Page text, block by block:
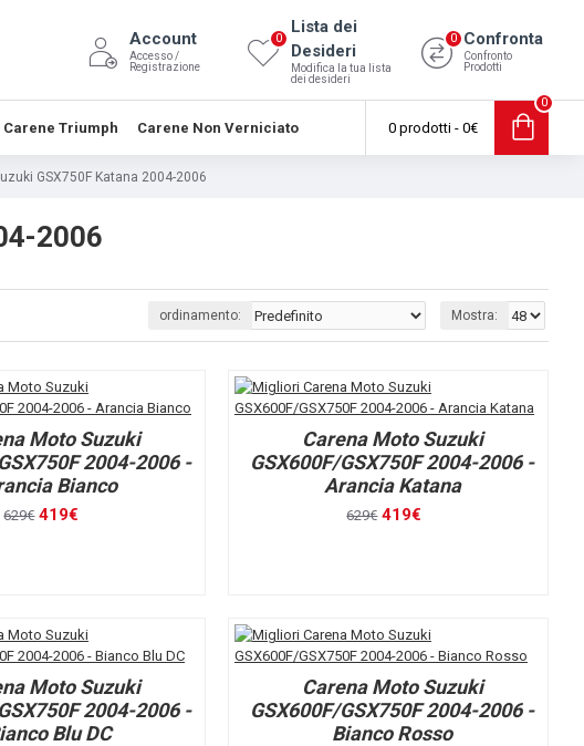
Account
Accesso /
Registrazione
Lista dei
Desideri
Modifica la tua lista
dei desideri
0 Confronta
Confronto
Prodotti
0
Carene Triumph Carene Non Verniciato 0 prodotti - 0€
0
GSX750F Katana 2004-2006
2006
ordinamento: Mostra:
Moto Suzuki
2004-2006 -
Bianco
629€ 419€
Carena Moto Suzuki
GSX600F/GSX750F 2004-2006 -
Arancia Katana
629€ 419€
Moto Suzuki
2004-2006 -
Blu DC
Carena Moto Suzuki
GSX600F/GSX750F 2004-2006 -
Bianco Rosso